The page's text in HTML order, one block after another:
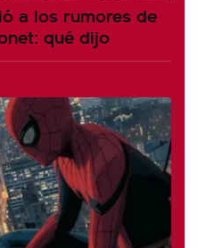
a los rumores de
qué dijo